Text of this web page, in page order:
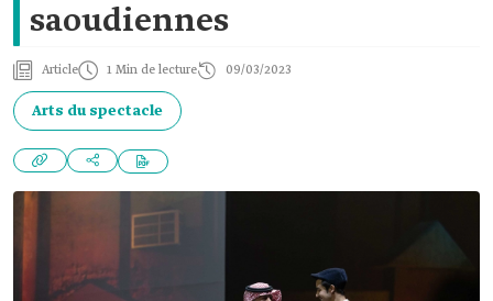
saoudiennes
Article 1 Min de lecture 09/03/2023
Arts du spectacle